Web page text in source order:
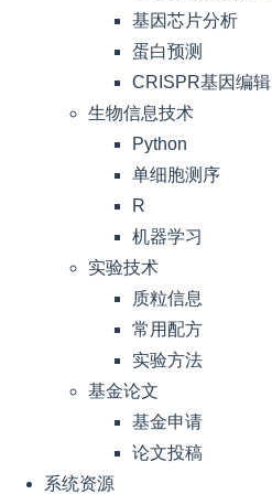
基因芯片分析
蛋白预测
CRISPR基因编辑
生物信息技术
Python
单细胞测序
R
机器学习
实验技术
质粒信息
常用配方
实验方法
基金论文
基金申请
论文投稿
系统资源